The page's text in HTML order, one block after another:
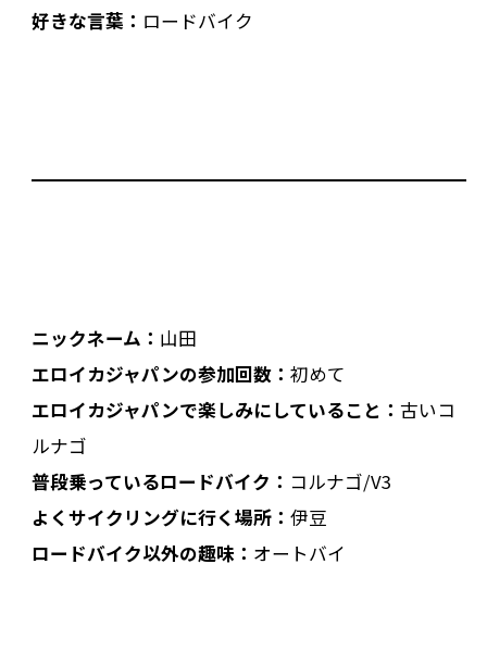
好きな言葉： ロードバイク
ニックネーム： 山田
エロイカジャパンの参加回数： 初めて
エロイカジャパンで楽しみにしていること： 古いコ
ルナゴ
普段乗っているロードバイク： コルナゴ/V3
よくサイクリングに行く場所： 伊豆
ロードバイク以外の趣味： オートバイ